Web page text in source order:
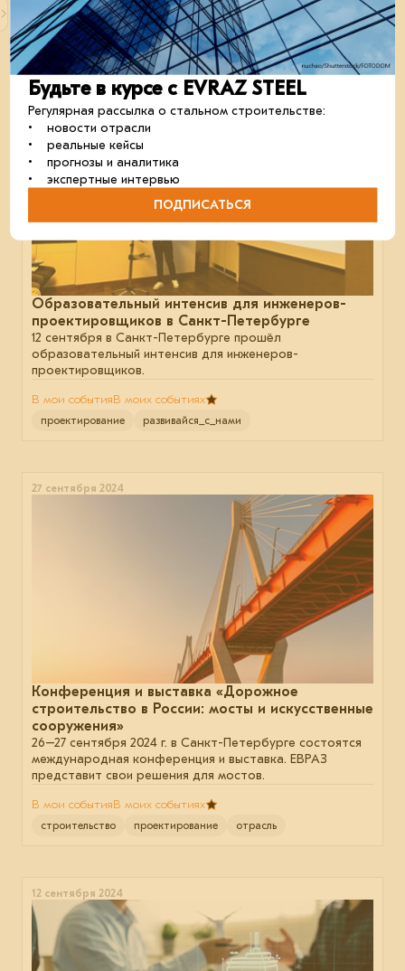
В мои событияВ моих событиях
строительство металлоконструкции отрасль
27 сентября 2024
Образовательный интенсив для инженеров-
проектировщиков в Санкт-Петербурге
12 сентября в Санкт-Петербурге прошёл
образовательный интенсив для инженеров-
проектировщиков.
В мои событияВ моих событиях
проектирование развивайся_с_нами
27 сентября 2024
Конференция и выставка «Дорожное
строительство в России: мосты и искусственные
сооружения»
26–27 сентября 2024 г. в Санкт-Петербурге состоятся
международная конференция и выставка. ЕВРАЗ
представит свои решения для мостов.
В мои событияВ моих событиях
строительство проектирование отрасль
12 сентября 2024
Будьте в курсе с EVRAZ STEEL
Регулярная рассылка о стальном строительстве:
• новости отрасли
• реальные кейсы
• прогнозы и аналитика
• экспертные интервью
ПОДПИСАТЬСЯ